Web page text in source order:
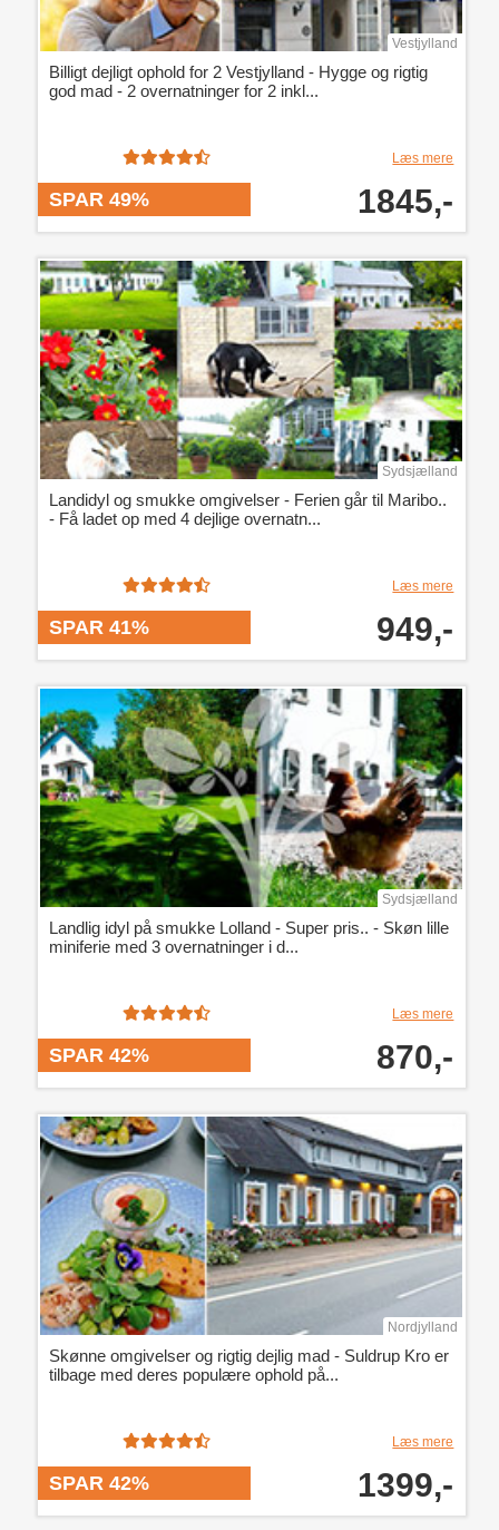
Vestjylland
Billigt dejligt ophold for 2 Vestjylland - Hygge og rigtig
god mad - 2 overnatninger for 2 inkl...
Læs mere
SPAR 49% 1845,-
Sydsjælland
Landidyl og smukke omgivelser - Ferien går til Maribo..
- Få ladet op med 4 dejlige overnatn...
Læs mere
SPAR 41% 949,-
Sydsjælland
Landlig idyl på smukke Lolland - Super pris.. - Skøn lille
miniferie med 3 overnatninger i d...
Læs mere
SPAR 42% 870,-
Nordjylland
Skønne omgivelser og rigtig dejlig mad - Suldrup Kro er
tilbage med deres populære ophold på...
Læs mere
SPAR 42% 1399,-